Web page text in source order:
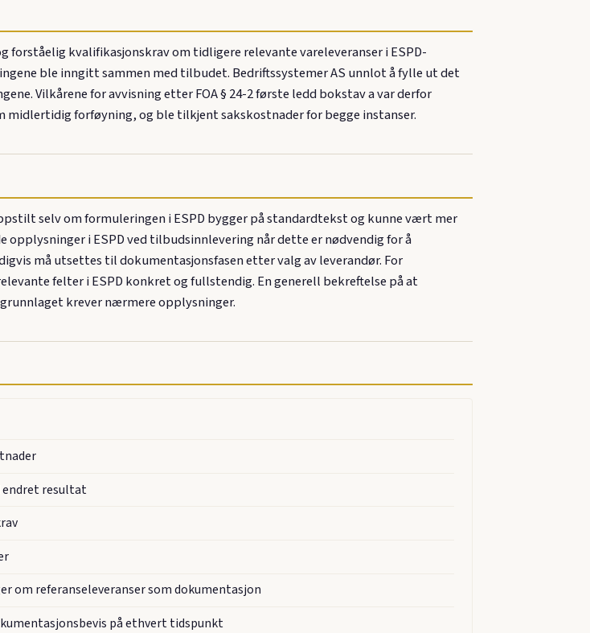
kvalifikasjonskrav om tidligere relevante vareleveranser i ESPD-
ble inngitt sammen med tilbudet. Bedriftssystemer AS unnlot å fylle ut det
Vilkårene for avvisning etter FOA § 24-2 første ledd bokstav a var derfor
midlertidig forføyning, og ble tilkjent sakskostnader for begge instanser.
selv om formuleringen i ESPD bygger på standardtekst og kunne vært mer
i ESPD ved tilbudsinnlevering når dette er nødvendig for å
må utsettes til dokumentasjonsfasen etter valg av leverandør. For
felter i ESPD konkret og fullstendig. En generell bekreftelse på at
krever nærmere opplysninger.
endret resultat
om referanseleveranser som dokumentasjon
på ethvert tidspunkt